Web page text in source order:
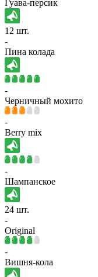
Гуава-персик
12 шт.
-
Пина колада
-
Черничный мохито
-
Berry mix
-
Шампанское
24 шт.
-
Original
-
Вишня-кола